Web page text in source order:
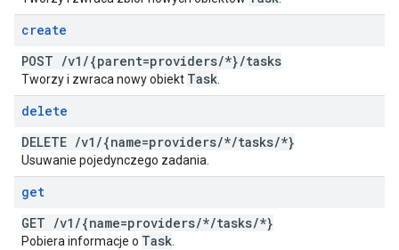
create
POST /v1 /{parent=providers/*}/tasks
Tworzy i zwraca nowy obiekt Task
delete
DELETE /v1 /{name=providers/*/tasks/*}
Usuwanie pojedynczego zadania.
get
GET /v1 /{name=providers/*/tasks/*}
Pobiera informacje o Task